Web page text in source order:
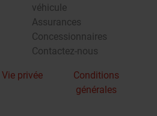
véhicule
Assurances
Concessionnaires
Contactez-nous
Vie privée
Conditions
générales